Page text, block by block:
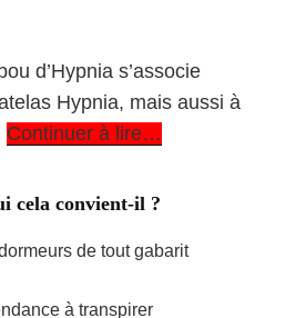
d’Hypnia s’associe
Hypnia, mais aussi à
Continuer à lire…
cela convient-il ?
de tout gabarit
à transpirer